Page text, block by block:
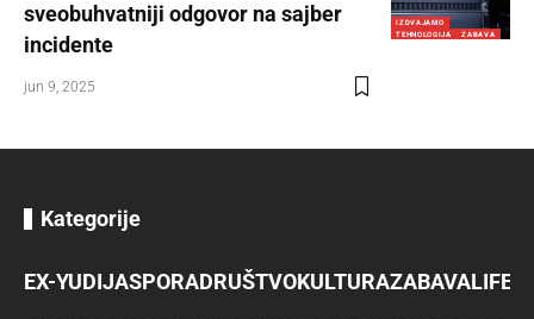
IZDVAJAMO
TEHNOLOGIJA
ZABAVA
sveobuhvatniji odgovor na sajber
incidente
jun 9, 2025
Kategorije
EX-YUDIJASPORADRUŠTVOKULTURAZABAVA